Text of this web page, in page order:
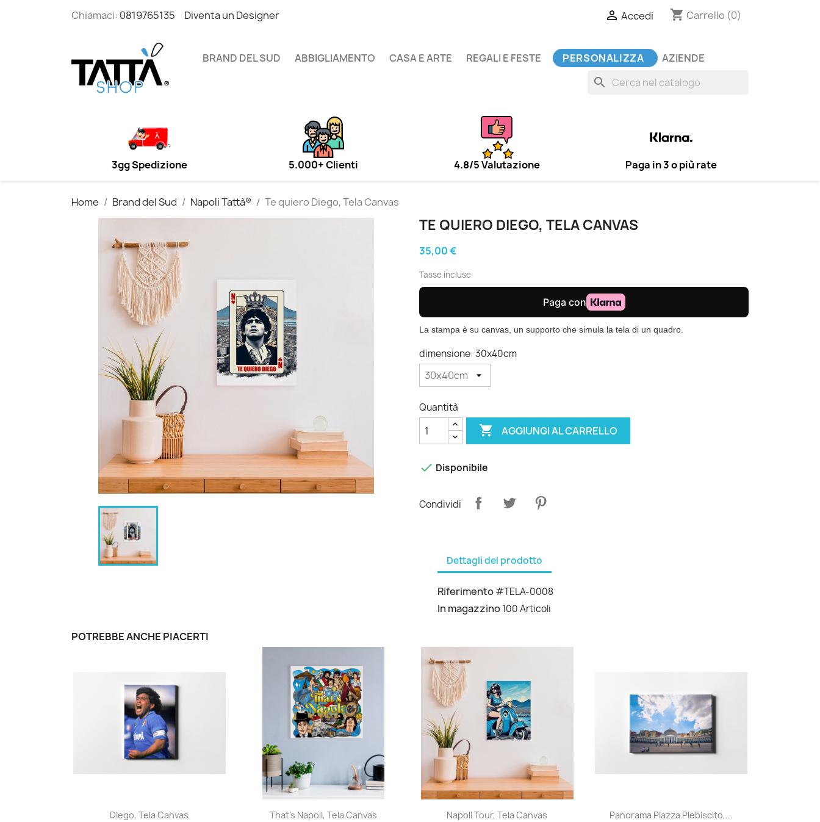
Chiamaci: 0819765135 Diventa un Designer  Accedi shopping_cart Carrello (0)
BRAND DEL SUD ABBIGLIAMENTO CASA E ARTE REGALI E FESTE PERSONALIZZA AZIENDE
search
3gg Spedizione 5.000+ Clienti 4.8/5 Valutazione Paga in 3 o più rate
Home Brand del Sud Napoli Tattà® Te quiero Diego, Tela Canvas
TE QUIERO DIEGO, TELA CANVAS
35,00 €
Tasse incluse
La stampa è su canvas, un supporto che simula la tela di un quadro.
dimensione: 30x40cm
Quantità
 AGGIUNGI AL CARRELLO
 Disponibile
Condividi
Dettagli del prodotto
Riferimento#TELA-0008
In magazzino100 Articoli
POTREBBE ANCHE PIACERTI
Anteprima
Diego, Tela Canvas Anteprima
That's Napoli, Tela Canvas Anteprima
Napoli Tour, Tela Canvas Anteprima
Panorama Piazza Plebiscito,...